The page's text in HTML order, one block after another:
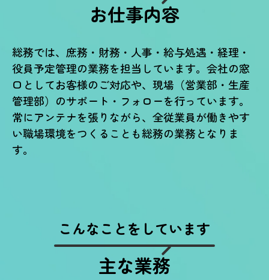
お仕事内容
総務では、庶務・財務・人事・給与処遇・経理・
役員予定管理の業務を担当しています。会社の窓
口としてお客様のご対応や、現場（営業部・生産
管理部）のサポート・フォローを行っています。
常にアンテナを張りながら、全従業員が働きやす
い職場環境をつくることも総務の業務となりま
す。
こんなことをしています
主な業務